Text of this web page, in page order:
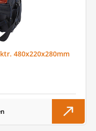
Werkzeug-Tasche Elektr. 480x220x280mm